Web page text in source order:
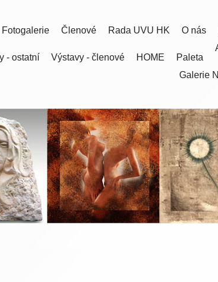
O nás
Rada UVU HK
Členové
Fotogalerie
Paleta
HOME
Výstavy - členové
- ostatní
Galerie